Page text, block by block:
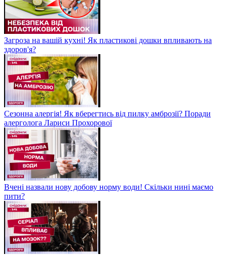
Загроза на вашій кухні! Як пластикові дошки впливають на
здоров'я?
Сезонна алергія! Як вберегтись від пилку амброзії? Поради
алерголога Лариси Прохорової
Вчені назвали нову добову норму води! Скільки нині маємо
пити?